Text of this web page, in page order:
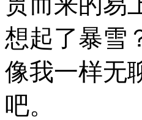
想起了暴雪
像我一样无
吧。